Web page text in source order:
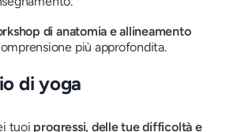
di anatomia e allineamento
più approfondita.
di yoga
tuoi progressi, delle tue difficoltà e